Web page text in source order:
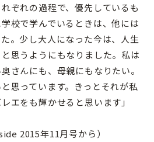
ぞれの過程で、優先しているも
校で学んでいるときは、他には
。少し大人になった今は、人生
思うようにもなりました。私は
さんにも、母親にもなりたい。
思っています。きっとそれが私
エをも輝かせると思います」
2015年11月号から）